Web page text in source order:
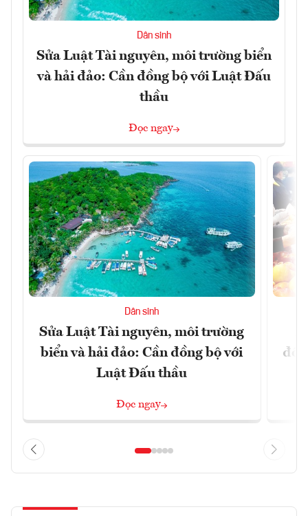
Dân sinh
Sửa Luật Tài nguyên, môi trường biển
và hải đảo: Cần đồng bộ với Luật Đấu
thầu
Đọc ngay
Dân sinh
Sửa Luật Tài nguyên, môi trường
biển và hải đảo: Cần đồng bộ với
Luật Đấu thầu
Đọc ngay